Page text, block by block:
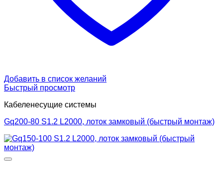
Добавить в список желаний
Быстрый просмотр
Кабеленесущие системы
Gq200-80 S1.2 L2000, лоток замковый (быстрый монтаж)